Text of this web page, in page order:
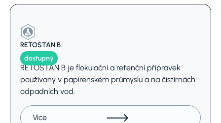
RETOSTAN B
dostupný
RETOSTAN B je flokulační a retenční přípravek
používaný v papírenském průmyslu a na čistírnách
odpadních vod.
Více